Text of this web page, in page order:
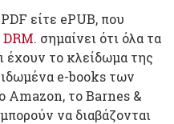
είτε ePUB, που
. σημαίνει ότι όλα τα
έχουν το κλείδωμα της
e-books των
Amazon, το Barnes &
να διαβάζονται